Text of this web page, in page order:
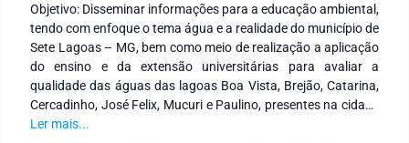
Objetivo: Disseminar informações para a educação ambiental,
tendo com enfoque o tema água e a realidade do município de
Sete Lagoas – MG, bem como meio de realização a aplicação
do ensino e da extensão universitárias para avaliar a
qualidade das águas das lagoas Boa Vista, Brejão, Catarina,
Cercadinho, José Felix, Mucuri e Paulino, presentes na cidade
de Sete Lagos - MG ao longo de doze meses. Métodos: O
Ler mais...